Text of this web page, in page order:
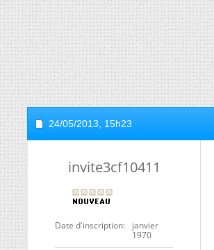
24/05/2013, 15h23
invite3cf10411
Date d'inscription
janvier
1970